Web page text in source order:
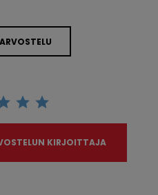
KIRJOITTAJA